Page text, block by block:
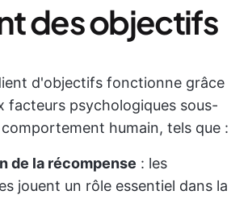
des objectifs
d'objectifs fonctionne grâce
facteurs psychologiques sous-
humain, tels que :
de la récompense : les
jouent un rôle essentiel dans la